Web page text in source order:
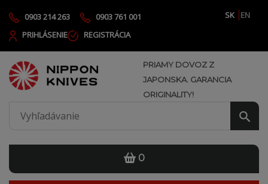
0903 214 263 0903 761 001 SK
EN
PRIHLÁSENIE
REGISTRÁCIA
PRIAMY DOVOZ Z
JAPONSKA. GARANCIA
ORIGINALITY!
0